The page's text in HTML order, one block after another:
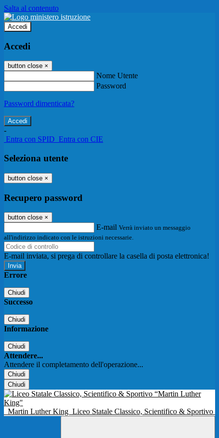
Salta al contenuto
Accedi
Accedi
button close ×
Nome Utente
Password
Password dimenticata?
-
Entra con SPID Entra con CIE
Seleziona utente
button close ×
Recupero password
button close ×
E-mail Verrà inviato un messaggio
all'indirizzo indicato con le istruzioni necessarie.
E-mail inviata, si prega di controllare la casella di posta elettronica!
Errore
Chiudi
Successo
Chiudi
Informazione
Chiudi
Attendere...
Attendere il completamento dell'operazione...
Chiudi
Chiudi
Martin Luther King Liceo Statale Classico, Scientifico & Sportivo